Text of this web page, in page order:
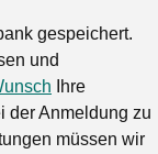
gespeichert.
und
Ihre
der Anmeldung zu
müssen wir